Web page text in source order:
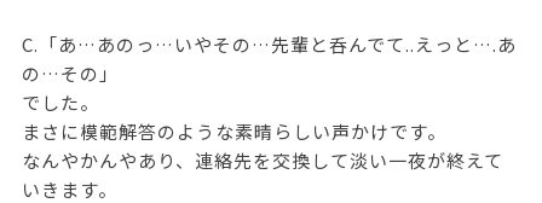
C.「あ…あのっ…いやその…先輩と呑んでて..えっと….あ
の…その」
でした。
まさに模範解答のような素晴らしい声かけです。
なんやかんやあり、連絡先を交換して淡い一夜が終えて
いきます。